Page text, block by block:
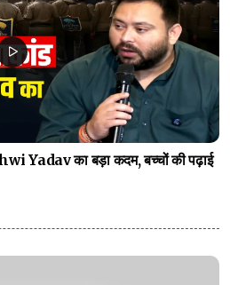
Yadav का बड़ा कदम, बच्चों की पढ़ाई